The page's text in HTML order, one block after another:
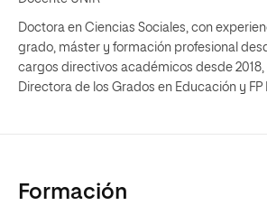
Doctora en Ciencias Sociales, con
grado, máster y formación profesional
cargos directivos académicos desde
Directora de los Grados en Educación y FP
Formación